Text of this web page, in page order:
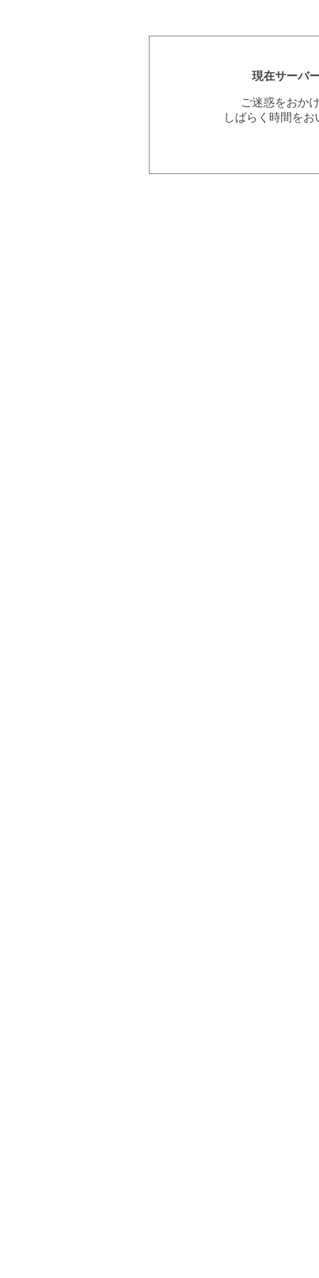
現在サーバ
ご迷惑をおか
しばらく時間を